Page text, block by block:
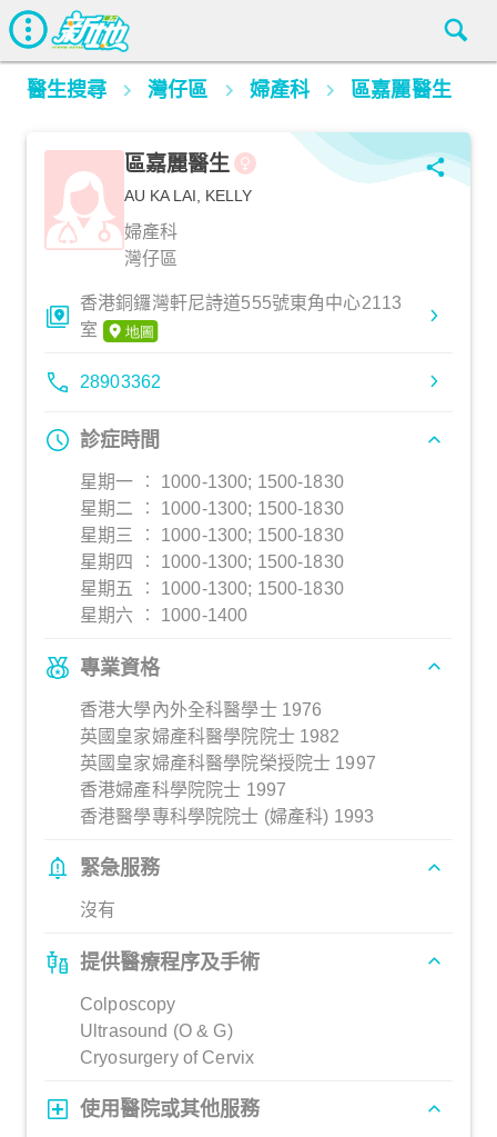
醫生搜尋 灣仔區 婦產科 區嘉麗醫生
區嘉麗醫生
AU KA LAI, KELLY
婦產科
灣仔區
香港銅鑼灣軒尼詩道555號東角中心2113
室
28903362
診症時間
星期一 ︰ 1000-1300; 1500-1830
星期二 ︰ 1000-1300; 1500-1830
星期三 ︰ 1000-1300; 1500-1830
星期四 ︰ 1000-1300; 1500-1830
星期五 ︰ 1000-1300; 1500-1830
星期六 ︰ 1000-1400
專業資格
香港大學內外全科醫學士 1976
英國皇家婦產科醫學院院士 1982
英國皇家婦產科醫學院榮授院士 1997
香港婦產科學院院士 1997
香港醫學專科學院院士 (婦產科) 1993
緊急服務
沒有
提供醫療程序及手術
Colposcopy
Ultrasound (O & G)
Cryosurgery of Cervix
使用醫院或其他服務